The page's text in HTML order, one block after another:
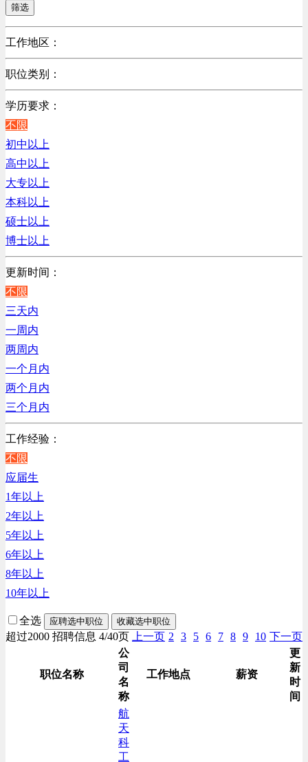
筛选
工作地区：
不限
北京
广东
江苏
陕西
浙江
辽宁
上海
职位类别：
不限
机械制造/仪器仪表类
计算机硬件类
销售管理类
计算机软件类
贸易/物流/仓储/采购类
客服及凯发娱乐网址的技术支持类
高级管理类
电子/电器/半导体类
电力电气/能源/自动化
程序/语言开发类
行政/后勤/文秘类
销售类
人力资源类
互联网/电子商务/游戏类
建筑装潢/市政建设类
通信/移动互联网/手机类
技工/维修类
房地产开发/物业管理类
生产/加工/认证类
综合技术类
汽车/交通类
财务/审计/税务类
学历要求：
不限
初中以上
高中以上
大专以上
本科以上
硕士以上
博士以上
更新时间：
不限
三天内
一周内
两周内
一个月内
两个月内
三个月内
工作经验：
不限
应届生
1年以上
2年以上
5年以上
6年以上
8年以上
10年以上
全选 应聘选中职位 收藏选中职位
超过2000 招聘信息 4/40页 上一页 2 3 5 6 7 8 9 10 下一页
职位名称
公
司
名
称
工作地点 薪资
更
新
时
间
航
天
科
工